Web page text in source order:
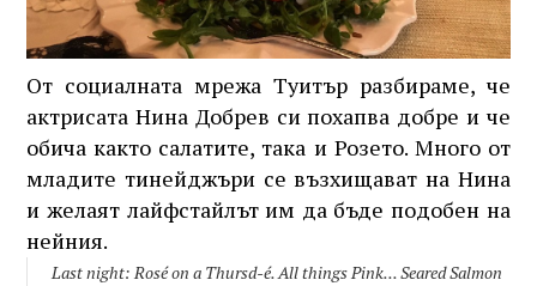
От социалната мрежа Туитър разбираме, че
актрисата Нина Добрев си похапва добре и че
обича както салатите, така и Розето. Много от
младите тинейджъри се възхищават на Нина
и желаят лайфстайлът им да бъде подобен на
нейния.
Last night: Rosé on a Thursd-é. All things Pink... Seared Salmon